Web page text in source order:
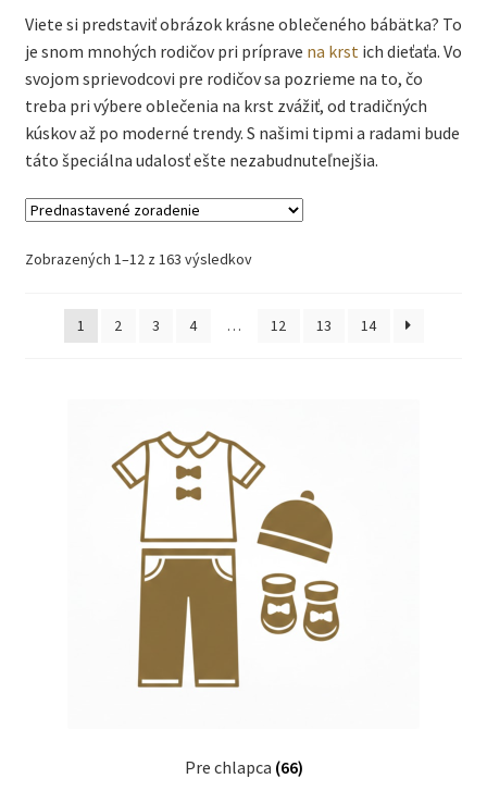
Viete si predstaviť obrázok krásne oblečeného bábätka? To
je snom mnohých rodičov pri príprave na krst ich dieťaťa. Vo
svojom sprievodcovi pre rodičov sa pozrieme na to, čo
treba pri výbere oblečenia na krst zvážiť, od tradičných
kúskov až po moderné trendy. S našimi tipmi a radami bude
táto špeciálna udalosť ešte nezabudnuteľnejšia.
Zobrazených 1–12 z 163 výsledkov
1 2 3 4 … 12 13 14
Pre chlapca (66)